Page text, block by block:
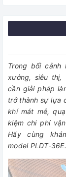
Trong bối cảnh
xưởng, siêu thị,
cần giải pháp
trở thành sự lựa
khí mát mẻ,
kiệm chi phí
Hãy cùng
model PLDT-36E.